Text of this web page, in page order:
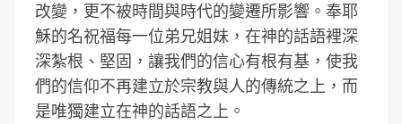
改變，更不被時間與時代的變遷所影響。奉耶
穌的名祝福每一位弟兄姐妹，在神的話語裡深
深紮根、堅固，讓我們的信心有根有基，使我
們的信仰不再建立於宗教與人的傳統之上，而
是唯獨建立在神的話語之上。